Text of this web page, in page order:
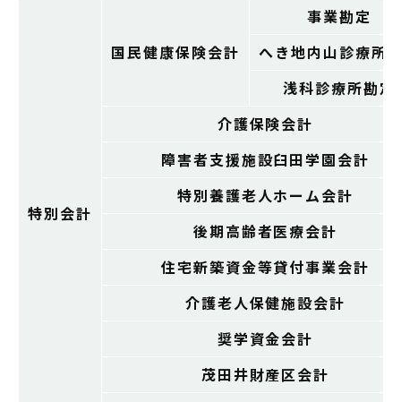
特別会計
国民健康保険会計
事業勘定
へき地内山診療所
浅科診療所勘定
介護保険会計
障害者支援施設臼田学園会計
特別養護老人ホーム会計
後期高齢者医療会計
住宅新築資金等貸付事業会計
介護老人保健施設会計
奨学資金会計
茂田井財産区会計